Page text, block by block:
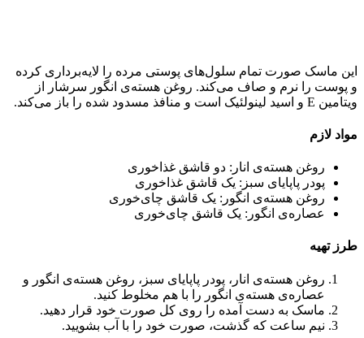
این ماسک صورت تمام سلول‌های پوستی مرده را لایه‌برداری کرده
و پوست را نرم و صاف می‌کند. روغن هسته‌ی انگور سرشار از
ویتامین E و اسید لینولئیک است و منافذ مسدود شده را باز می‌کند.
مواد لازم
روغن هسته‌ی انار: دو قاشق غذاخوری
پودر پاپایای سبز: یک قاشق غذاخوری
روغن هسته‌ی انگور: یک قاشق چای‌خوری
عصاره‌ی انگور: یک قاشق چای‌خوری
طرز تهیه
روغن هسته‌ی انار، پودر پاپایای سبز، روغن هسته‌ی انگور و
عصاره‌ی هسته‌ی انگور را با هم مخلوط کنید.
ماسک به دست آمده را روی کل صورت خود قرار دهید‌.
نیم ساعت که گذشت، صورت خود را با آب بشویید.